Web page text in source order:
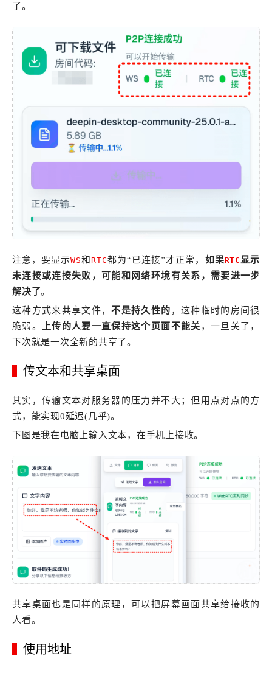
了。
注意，要显示WS和RTC都为“已连接”才正常， 如果RTC 显示
未连接或连接失败，可能和网络环境有关系，需要进一步
解决了。
这种方式来共享文件，不是持久性的 ，这种临时的房间很
脆弱。
上传的人要一直保持这个页面不能关 ，一旦关了，
下次就是一次全新的共享了。
传文本和共享桌面
其实，传输文本对服务器的压力并不大；但用点对点的方
式，能实现0延迟(几乎)。
下图是我在电脑上输入文本，在手机上接收。
共享桌面也是同样的原理，可以把屏幕画面共享给接收的
人看。
使用地址